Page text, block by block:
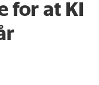
for at KI